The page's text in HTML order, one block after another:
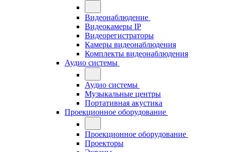
Видеонаблюдение
Видеокамеры IP
Видеорегистраторы
Камеры видеонаблюдения
Комплекты видеонаблюдения
Аудио системы
Аудио системы
Музыкальные центры
Портативная акустика
Проекционное оборудование
Проекционное оборудование
Проекторы